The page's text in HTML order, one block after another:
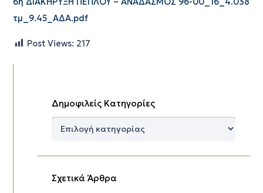
τμ_9.45_ΑΔΑ.pdf
Post Views: 217
Δημοφιλείς Κατηγορίες
Δημοφιλείς
Σχετικά Άρθρα